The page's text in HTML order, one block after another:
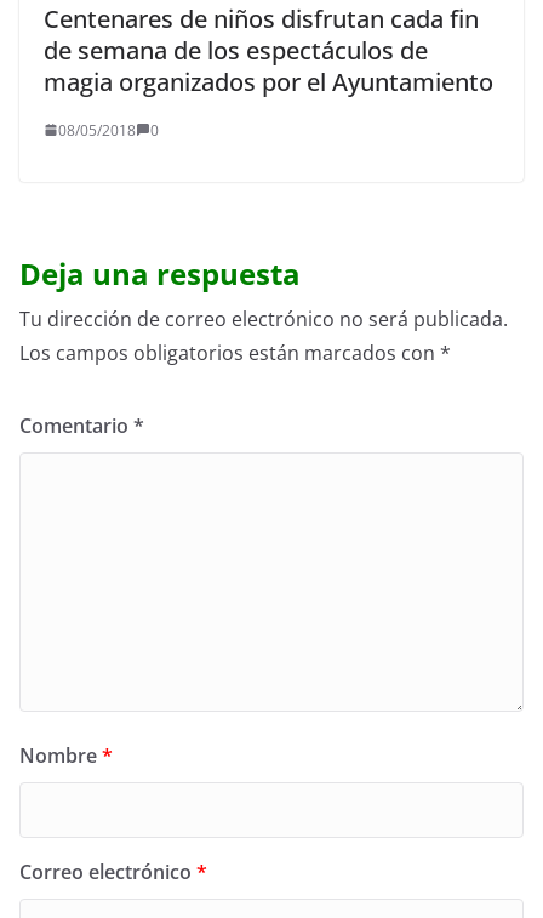
Centenares de niños disfrutan cada fin
de semana de los espectáculos de
magia organizados por el Ayuntamiento
08/05/2018 0
Deja una respuesta
Tu dirección de correo electrónico no será publicada.
Los campos obligatorios están marcados con *
Comentario *
Nombre*
Correo electrónico *